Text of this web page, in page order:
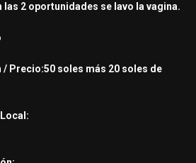
las 2 oportunidades se lavo la vagina.
/ Precio:50 soles más 20 soles de